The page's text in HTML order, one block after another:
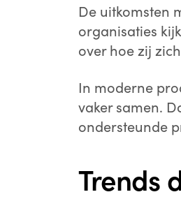
De uitkomsten
organisaties
over hoe zij
In moderne
vaker samen.
ondersteunde
Trends